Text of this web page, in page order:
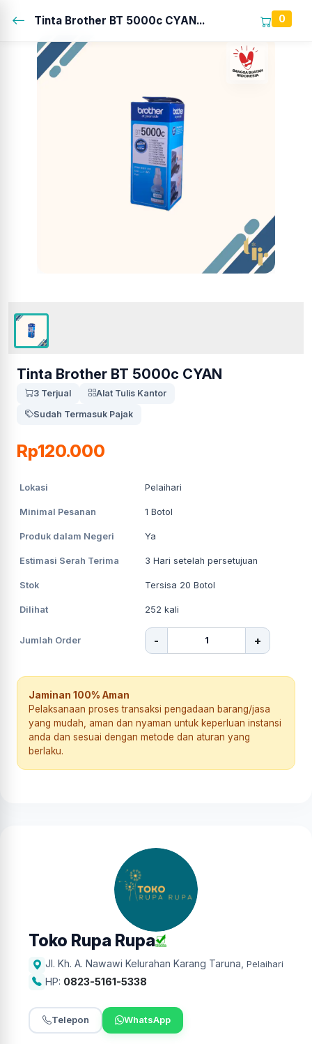
Tinta Brother BT 5000c CYAN... 0
Tinta Brother BT 5000c CYAN
3 Terjual
Alat Tulis Kantor
Sudah Termasuk Pajak
Rp120.000
Lokasi Pelaihari
Minimal Pesanan 1 Botol
Produk dalam Negeri Ya
Estimasi Serah Terima 3 Hari setelah persetujuan
Stok Tersisa 20 Botol
Dilihat 252 kali
Jumlah Order - +
Jaminan 100% Aman
Pelaksanaan proses transaksi pengadaan barang/jasa
yang mudah, aman dan nyaman untuk keperluan instansi
anda dan sesuai dengan metode dan aturan yang
berlaku.
Toko Rupa Rupa
Jl. Kh. A. Nawawi Kelurahan Karang Taruna Pelaihari
HP: 0823-5161-5338
Telepon WhatsApp